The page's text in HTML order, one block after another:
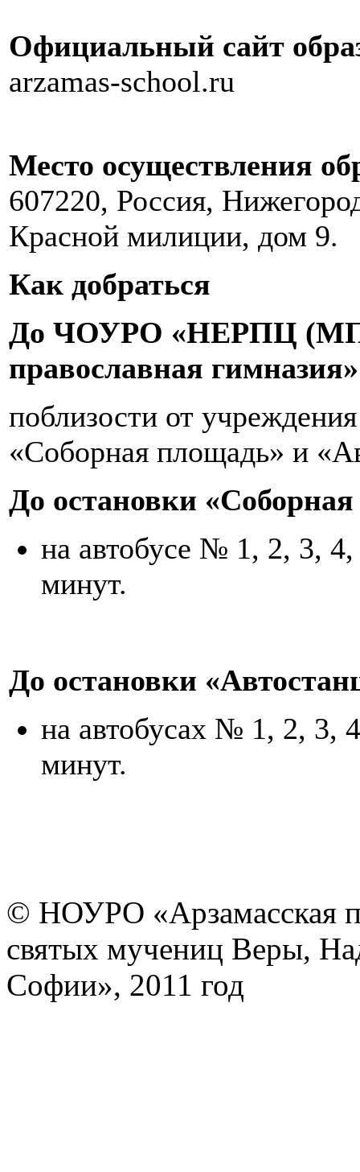
Официальный сайт
arzamas-school.ru
Место осуществления
607220, Россия,
Красной милиции, дом 9.
Как добраться
До ЧОУРО «НЕРПЦ
православная
поблизости от
«Соборная площадь» и
До остановки «
на автобусе № 1, 2, 3,
минут.
До остановки «
на автобусах № 1, 2, 3,
минут.
© НОУРО «Арзамасская
святых мучениц Веры,
Софии», 2011 год